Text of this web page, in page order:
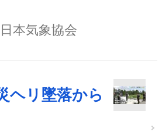
日本気象協会
ヘリ墜落から